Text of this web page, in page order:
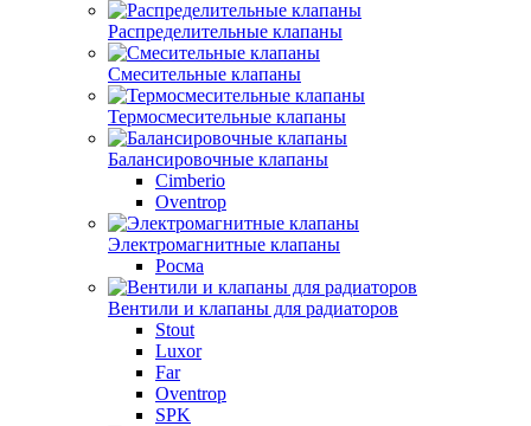
Распределительные клапаны
Cмесительные клапаны
Термосмесительные клапаны
Балансировочные клапаны
Cimberio
Oventrop
Электромагнитные клапаны
Росма
Вентили и клапаны для радиаторов
Stout
Luxor
Far
Oventrop
SPK